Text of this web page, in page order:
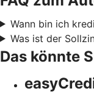
Wann bin ich
Was ist der
Das könnte